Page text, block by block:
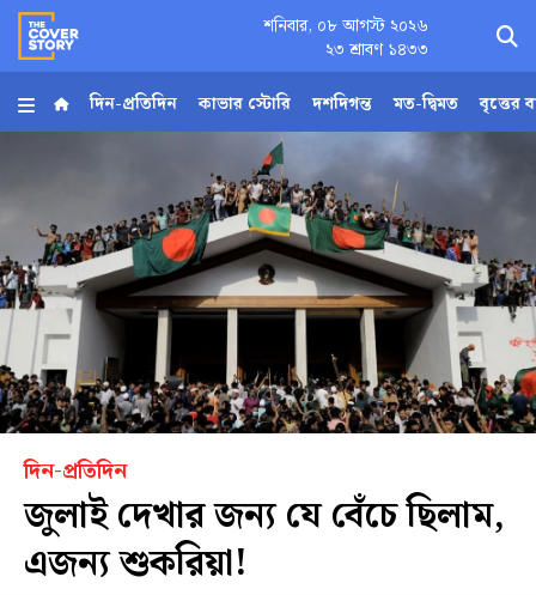
শনিবার, ০৮ আগস্ট ২০২৬
২৩ শ্রাবণ ১৪৩৩
হোম
কনভার্টার
Follow
Us
দিন-প্রতিদিন কাভার স্টোরি দশদিগন্ত মত-দ্বিমত বৃত্তের
দিন-প্রতিদিন
জুলাই দেখার জন্য যে বেঁচে ছিলাম,
এজন্য শুকরিয়া!